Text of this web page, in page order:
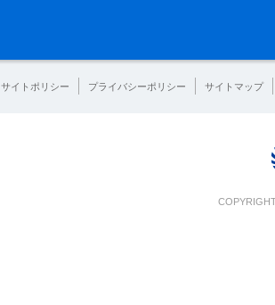
サイトポリシー プライバシーポリシー サイトマップ